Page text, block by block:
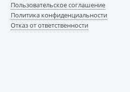
Пользовательское соглашение
Политика конфиденциальности
Отказ от ответственности